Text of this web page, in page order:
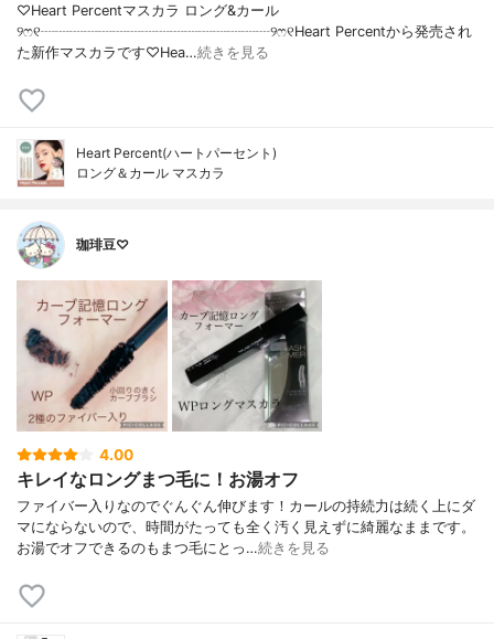
♡Heart Percentマスカラ ロング&カール
୨ෆ୧┈┈┈┈┈┈┈┈┈┈┈┈┈┈┈┈୨ෆ୧Heart Percentから発売され
た新作マスカラです♡Hea…続きを見る
Heart Percent(ハートパーセント)
ロング＆カール マスカラ
珈琲豆♡
4.00
キレイなロングまつ毛に！お湯オフ
ファイバー入りなのでぐんぐん伸びます！カールの持続力は続く上にダ
マにならないので、時間がたっても全く汚く見えずに綺麗なままです。
お湯でオフできるのもまつ毛にとっ…続きを見る